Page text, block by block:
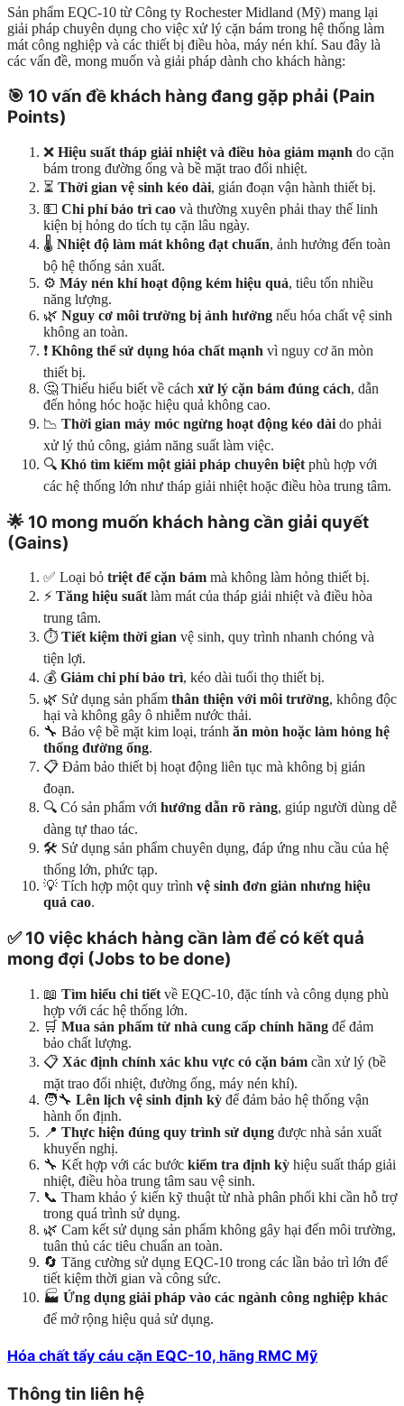
Sản phẩm EQC-10 từ Công ty Rochester Midland (Mỹ) mang lại
giải pháp chuyên dụng cho việc xử lý cặn bám trong hệ thống làm
mát công nghiệp và các thiết bị điều hòa, máy nén khí. Sau đây là
các vấn đề, mong muốn và giải pháp dành cho khách hàng:
🎯 10 vấn đề khách hàng đang gặp phải (Pain
Points)
❌ Hiệu suất tháp giải nhiệt và điều hòa giảm mạnh do cặn
bám trong đường ống và bề mặt trao đổi nhiệt.
⏳ Thời gian vệ sinh kéo dài, gián đoạn vận hành thiết bị.
💵 Chi phí bảo trì cao và thường xuyên phải thay thế linh
kiện bị hỏng do tích tụ cặn lâu ngày.
🌡️ Nhiệt độ làm mát không đạt chuẩn, ảnh hưởng đến toàn
bộ hệ thống sản xuất.
⚙️ Máy nén khí hoạt động kém hiệu quả, tiêu tốn nhiều
năng lượng.
🌿 Nguy cơ môi trường bị ảnh hưởng nếu hóa chất vệ sinh
không an toàn.
❗ Không thể sử dụng hóa chất mạnh vì nguy cơ ăn mòn
thiết bị.
🤔 Thiếu hiểu biết về cách xử lý cặn bám đúng cách, dẫn
đến hỏng hóc hoặc hiệu quả không cao.
📉 Thời gian máy móc ngừng hoạt động kéo dài do phải
xử lý thủ công, giảm năng suất làm việc.
🔍 Khó tìm kiếm một giải pháp chuyên biệt phù hợp với
các hệ thống lớn như tháp giải nhiệt hoặc điều hòa trung tâm.
🌟 10 mong muốn khách hàng cần giải quyết
(Gains)
✅ Loại bỏ triệt để cặn bám mà không làm hỏng thiết bị.
⚡ Tăng hiệu suất làm mát của tháp giải nhiệt và điều hòa
trung tâm.
⏱️ Tiết kiệm thời gian vệ sinh, quy trình nhanh chóng và
tiện lợi.
💰 Giảm chi phí bảo trì, kéo dài tuổi thọ thiết bị.
🌿 Sử dụng sản phẩm thân thiện với môi trường, không độc
hại và không gây ô nhiễm nước thải.
🔧 Bảo vệ bề mặt kim loại, tránh ăn mòn hoặc làm hỏng hệ
thống đường ống.
📋 Đảm bảo thiết bị hoạt động liên tục mà không bị gián
đoạn.
🔍 Có sản phẩm với hướng dẫn rõ ràng, giúp người dùng dễ
dàng tự thao tác.
🛠️ Sử dụng sản phẩm chuyên dụng, đáp ứng nhu cầu của hệ
thống lớn, phức tạp.
💡 Tích hợp một quy trình vệ sinh đơn giản nhưng hiệu
quả cao.
✅10 việc khách hàng cần làm để có kết quả
mong đợi (Jobs to be done)
📖 Tìm hiểu chi tiết về EQC-10, đặc tính và công dụng phù
hợp với các hệ thống lớn.
🛒 Mua sản phẩm từ nhà cung cấp chính hãng để đảm
bảo chất lượng.
📋 Xác định chính xác khu vực có cặn bám cần xử lý (bề
mặt trao đổi nhiệt, đường ống, máy nén khí).
🧑‍🔧 Lên lịch vệ sinh định kỳ để đảm bảo hệ thống vận
hành ổn định.
📍 Thực hiện đúng quy trình sử dụng được nhà sản xuất
khuyến nghị.
🔧 Kết hợp với các bước kiểm tra định kỳ hiệu suất tháp giải
nhiệt, điều hòa trung tâm sau vệ sinh.
📞 Tham khảo ý kiến kỹ thuật từ nhà phân phối khi cần hỗ trợ
trong quá trình sử dụng.
🌿 Cam kết sử dụng sản phẩm không gây hại đến môi trường,
tuân thủ các tiêu chuẩn an toàn.
🔄 Tăng cường sử dụng EQC-10 trong các lần bảo trì lớn để
tiết kiệm thời gian và công sức.
🏭 Ứng dụng giải pháp vào các ngành công nghiệp khác
để mở rộng hiệu quả sử dụng.
Hóa chất tẩy cáu cặn EQC-10, hãng RMC Mỹ
Thông tin liên hệ